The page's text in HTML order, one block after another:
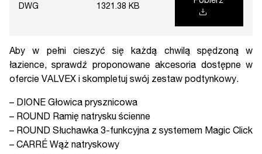
DWG 1321.38 KB
Aby w pełni cieszyć się każdą chwilą spędzoną w
łazience, sprawdź proponowaneakcesoria dostępne w
ofercie VALVEX i skompletuj swój zestaw podtynkowy.
– DIONE Głowica prysznicowa
– ROUND Ramię natrysku ścienne
– ROUND Słuchawka 3-funkcyjna z systemem Magic Click
– CARRÉ Wąż natryskowy